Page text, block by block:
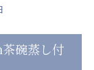
碗蒸し付